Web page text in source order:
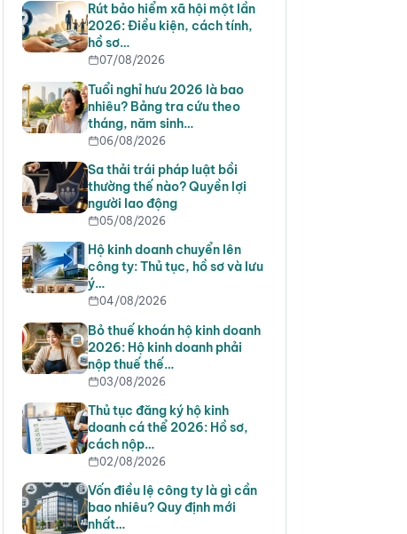
Rút bảo hiểm xã hội một lần
2026: Điều kiện, cách tính,
hồ sơ…
07/08/2026
Tuổi nghỉ hưu 2026 là bao
nhiêu? Bảng tra cứu theo
tháng, năm sinh…
06/08/2026
Sa thải trái pháp luật bồi
thường thế nào? Quyền lợi
người lao động
05/08/2026
Hộ kinh doanh chuyển lên
công ty: Thủ tục, hồ sơ và lưu
ý…
04/08/2026
Bỏ thuế khoán hộ kinh doanh
2026: Hộ kinh doanh phải
nộp thuế thế…
03/08/2026
Thủ tục đăng ký hộ kinh
doanh cá thể 2026: Hồ sơ,
cách nộp…
02/08/2026
Vốn điều lệ công ty là gì cần
bao nhiêu? Quy định mới
nhất…